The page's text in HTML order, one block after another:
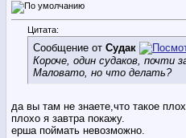
Цитата:
Сообщение от Судак
Короче, один судаков, почти
Маловато, но что делать?
да вы там не знаете,что такое
плохо я завтра покажу.
ерша поймать невозможно.